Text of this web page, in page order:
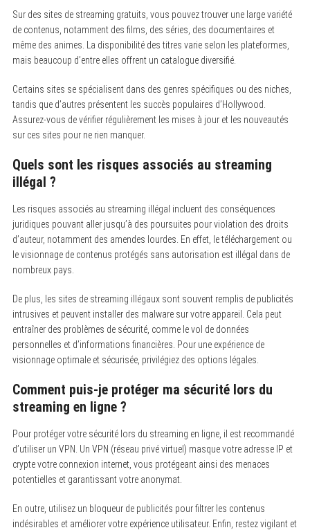
Sur des sites de streaming gratuits, vous pouvez trouver une large variété
de contenus, notamment des films, des séries, des documentaires et
même des animes. La disponibilité des titres varie selon les plateformes,
mais beaucoup d’entre elles offrent un catalogue diversifié.
Certains sites se spécialisent dans des genres spécifiques ou des niches,
tandis que d’autres présentent les succès populaires d’Hollywood.
Assurez-vous de vérifier régulièrement les mises à jour et les nouveautés
sur ces sites pour ne rien manquer.
Quels sont les risques associés au streaming
illégal ?
Les risques associés au streaming illégal incluent des conséquences
juridiques pouvant aller jusqu’à des poursuites pour violation des droits
d’auteur, notamment des amendes lourdes. En effet, le téléchargement ou
le visionnage de contenus protégés sans autorisation est illégal dans de
nombreux pays.
De plus, les sites de streaming illégaux sont souvent remplis de publicités
intrusives et peuvent installer des malware sur votre appareil. Cela peut
entraîner des problèmes de sécurité, comme le vol de données
personnelles et d’informations financières. Pour une expérience de
visionnage optimale et sécurisée, privilégiez des options légales.
Comment puis-je protéger ma sécurité lors du
streaming en ligne ?
Pour protéger votre sécurité lors du streaming en ligne, il est recommandé
d’utiliser un VPN. Un VPN (réseau privé virtuel) masque votre adresse IP et
crypte votre connexion internet, vous protégeant ainsi des menaces
potentielles et garantissant votre anonymat.
En outre, utilisez un bloqueur de publicités pour filtrer les contenus
indésirables et améliorer votre expérience utilisateur. Enfin, restez vigilant et